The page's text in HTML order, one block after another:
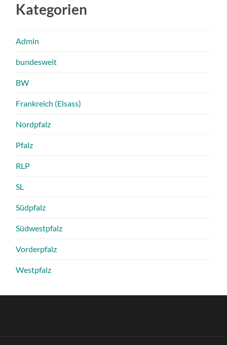
Kategorien
Admin
bundesweit
BW
Frankreich (Elsass)
Nordpfalz
Pfalz
RLP
SL
Südpfalz
Südwestpfalz
Vorderpfalz
Westpfalz